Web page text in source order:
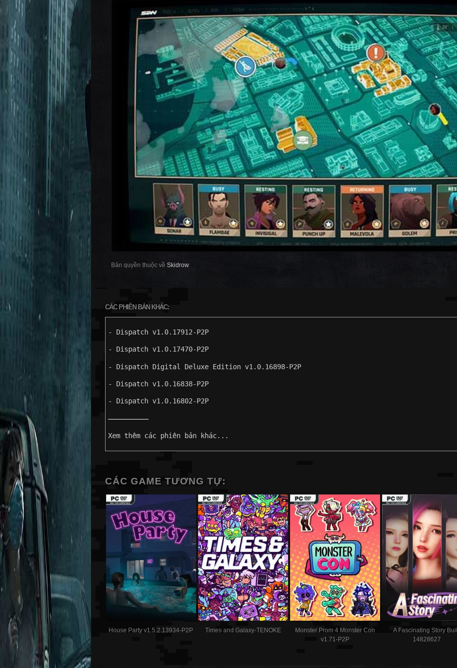
Bản quyền thuộc về Skidrow
CÁC PHIÊN BẢN KHÁC:
- Dispatch v1.0.17912-P2P
- Dispatch v1.0.17470-P2P
- Dispatch Digital Deluxe Edition v1.0.16898-P2P
- Dispatch v1.0.16838-P2P
- Dispatch v1.0.16802-P2P
——————————
Xem thêm các phiên bản khác...
CÁC GAME TƯƠNG TỰ:
House Party v1.5.2.13934-P2P Times and Galaxy-TENOKE
Monster Prom 4 Monster Con
v1.71-P2P
A Fascinating Story
14828627